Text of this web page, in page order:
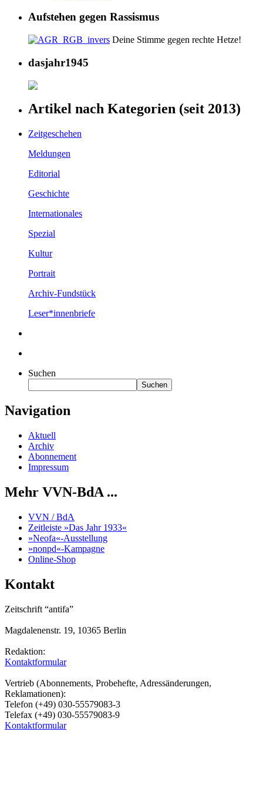
Aufstehen gegen Rassismus
Deine Stimme gegen rechte Hetze!
dasjahr1945
Artikel nach Kategorien (seit 2013)
Zeitgeschehen
Meldungen
Editorial
Geschichte
Internationales
Spezial
Kultur
Portrait
Archiv-Fundstück
Leser*innenbriefe
Suchen
Suchen
Navigation
Aktuell
Archiv
Abonnement
Impressum
Mehr VVN-BdA ...
VVN / BdA
Zeitleiste »Das Jahr 1933«
»Neofa«-Ausstellung
»nonpd«-Kampagne
Online-Shop
Kontakt
Zeitschrift “antifa”
Magdalenenstr. 19, 10365 Berlin
Redaktion:
Kontaktformular
Vertrieb (Abonnements, Probehefte, Adressänderungen,
Reklamationen):
Telefon (+49) 030-55579083-3
Telefax (+49) 030-55579083-9
Kontaktformular